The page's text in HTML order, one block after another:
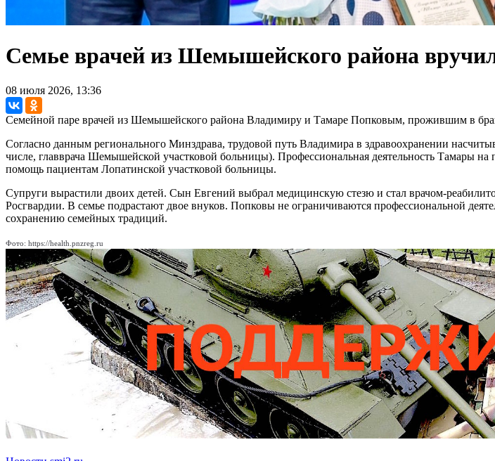
Семье врачей из Шемышейского района
08 июля 2026, 13:36
Семейной паре врачей из Шемышейского района Владимиру и Тамаре Попковым, прожившим в
Согласно данным регионального Минздрава, трудовой путь Владимира в здравоохранении
числе, главврача Шемышейской участковой больницы). Профессиональная деятельность Тамары
помощь пациентам Лопатинской участковой больницы.
Супруги вырастили двоих детей. Сын Евгений выбрал медицинскую стезю и стал
Росгвардии. В семье подрастают двое внуков. Попковы не ограничиваются профессиональной
сохранению семейных традиций.
Фото: https://health.pnzreg.ru